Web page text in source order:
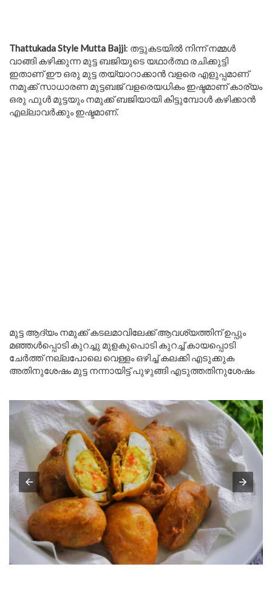
Thattukada Style Mutta Bajji: തട്ടുകടയിൽ നിന്ന് നമ്മൾ
വാങ്ങി കഴിക്കുന്ന മുട്ട ബജിയുടെ യഥാർത്ഥ രചിക്കുട്ടി
ഇതാണ് ഈ ഒരു മുട്ട തയ്യാറാക്കാൻ വളരെ എളുപ്പമാണ്
നമുക്ക് സാധാരണ മുട്ടബജ് വളരെയധികം ഇഷ്ടമാണ് കാര്യം
ഒരു ഫുൾ മുട്ടയും നമുക്ക് ബജിയായി കിട്ടുമ്പോൾ കഴിക്കാൻ
എല്ലാവർക്കും ഇഷ്ടമാണ്.
മുട്ട ആദ്യം നമുക്ക് കടലമാവിലേക്ക് ആവശ്യത്തിന് ഉപ്പും
മഞ്ഞൾപ്പൊടി കുറച്ചു മുളകുപൊടി കുറച്ച് കായപ്പൊടി
ചേർത്ത് നല്ലപോലെ വെള്ളം ഒഴിച്ച് കലക്കി എടുക്കുക
അതിനുശേഷം മുട്ട നന്നായിട്ട് പുഴുങ്ങി എടുത്തതിനുശേഷം